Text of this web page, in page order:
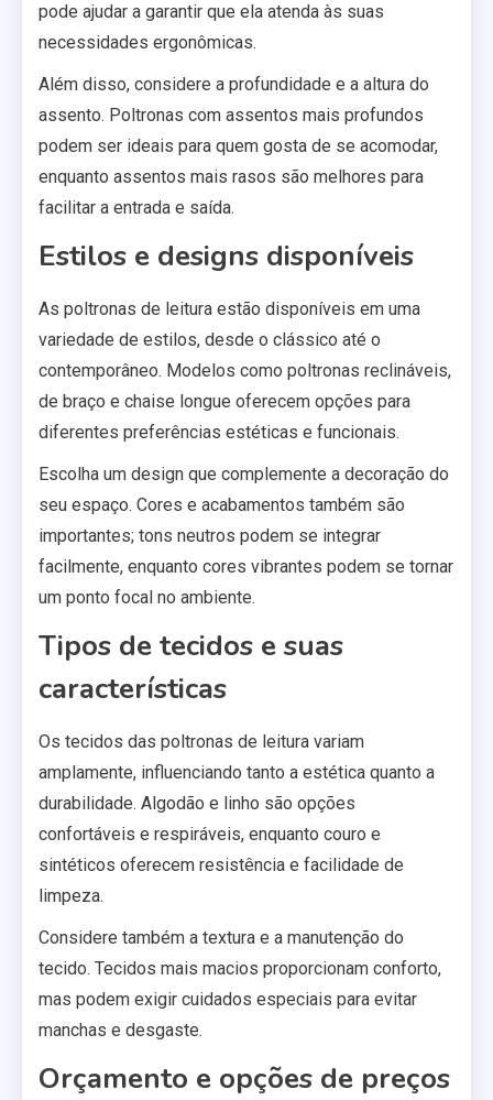
pode ajudar a garantir que ela atenda às suas
necessidades ergonômicas.
Além disso, considere a profundidade e a altura do
assento. Poltronas com assentos mais profundos
podem ser ideais para quem gosta de se acomodar,
enquanto assentos mais rasos são melhores para
facilitar a entrada e saída.
Estilos e designs disponíveis
As poltronas de leitura estão disponíveis em uma
variedade de estilos, desde o clássico até o
contemporâneo. Modelos como poltronas reclináveis,
de braço e chaise longue oferecem opções para
diferentes preferências estéticas e funcionais.
Escolha um design que complemente a decoração do
seu espaço. Cores e acabamentos também são
importantes; tons neutros podem se integrar
facilmente, enquanto cores vibrantes podem se tornar
um ponto focal no ambiente.
Tipos de tecidos e suas
características
Os tecidos das poltronas de leitura variam
amplamente, influenciando tanto a estética quanto a
durabilidade. Algodão e linho são opções
confortáveis e respiráveis, enquanto couro e
sintéticos oferecem resistência e facilidade de
limpeza.
Considere também a textura e a manutenção do
tecido. Tecidos mais macios proporcionam conforto,
mas podem exigir cuidados especiais para evitar
manchas e desgaste.
Orçamento e opções de preços